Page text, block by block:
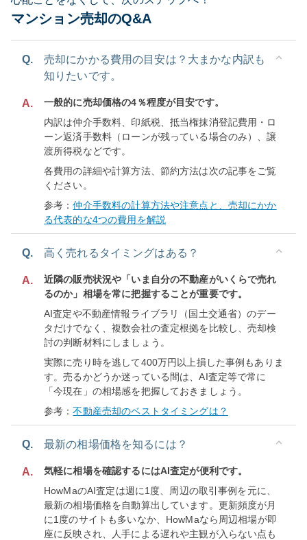
マンション売却のQ&A
Q.
売却にかかる費用の目安は？大まかな内訳も
知りたいです。
A.
一般的に売却価格の4％程度が目安です。
内訳は仲介手数料、印紙税、抵当権抹消登記費用・ロ
ーン返済手数料（ローンが残っている場合のみ）、譲
渡所得税などです。
各費用の詳細や計算方法、節約方法は次の記事をご覧
ください。
参考：仲介手数料の計算方法や注意点と、売却にかか
る代表的な4つの費用を解説
Q. 高く売れるタイミングはある？
A.
近隣の販売状況や「いま自分の不動産がいくらで売れ
るのか」相場を常に把握することが重要です。
AI査定や不動産情報ライブラリ（国土交通省）のデー
タだけでなく、複数会社の査定根拠を比較し、売却検
討の判断材料にしましょう。
実際に売り時を逃して400万円以上損した事例もありま
す。売るかどうか迷っている間は、AI査定等で常に
「今現在」の相場感を把握しておきましょう。
参考：不動産売却のベストタイミングは？
Q. 最新の相場価格を知るには？
A.
気軽に相場を確認するにはAI査定が便利です。
HowMaのAI査定は週に1度、周辺の取引事例を元に、
最新の相場価格を自動算出しています。更新頻度が月
に1度のサイトも多いなか、HowMaなら周辺相場が即
座に反映され、人手による遅れや主観が入らない点も